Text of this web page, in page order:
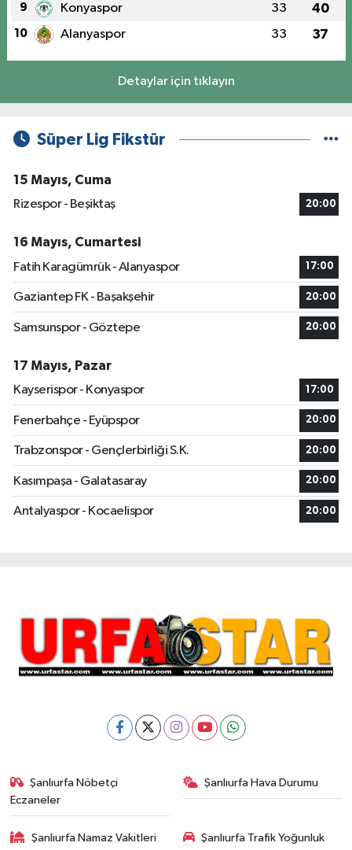
9 Konyaspor 33 40
10 Alanyaspor 33 37
Detaylar için tıklayın
Süper Lig Fikstür
15 Mayıs, Cuma
Rizespor - Beşiktaş
20:00
16 Mayıs, Cumartesi
Fatih Karagümrük - Alanyaspor
17:00
Gaziantep FK - Başakşehir 20:00
Samsunspor - Göztepe 20:00
17 Mayıs, Pazar
Kayserispor - Konyaspor
17:00
Fenerbahçe - Eyüpspor 20:00
Trabzonspor - Gençlerbirliği S.K. 20:00
Kasımpaşa - Galatasaray 20:00
Antalyaspor - Kocaelispor 20:00
Şanlıurfa Nöbetçi
Eczaneler
Şanlıurfa Hava Durumu
Şanlıurfa Namaz Vakitleri
Şanlıurfa Trafik Yoğunluk